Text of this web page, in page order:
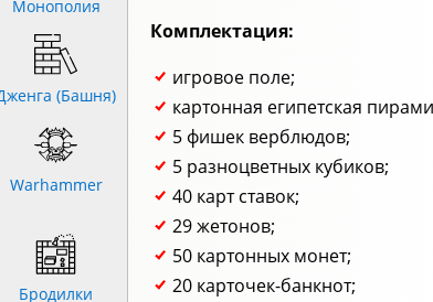
Комплектация:
игровое поле;
картонная египетская
5 фишек верблюдов;
5 разноцветных кубиков;
40 карт ставок;
29 жетонов;
50 картонных монет;
20 карточек-банкнот;
Монополия
(Башня)
Warhammer
Бродилки